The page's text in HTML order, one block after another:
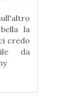
la
credo
da